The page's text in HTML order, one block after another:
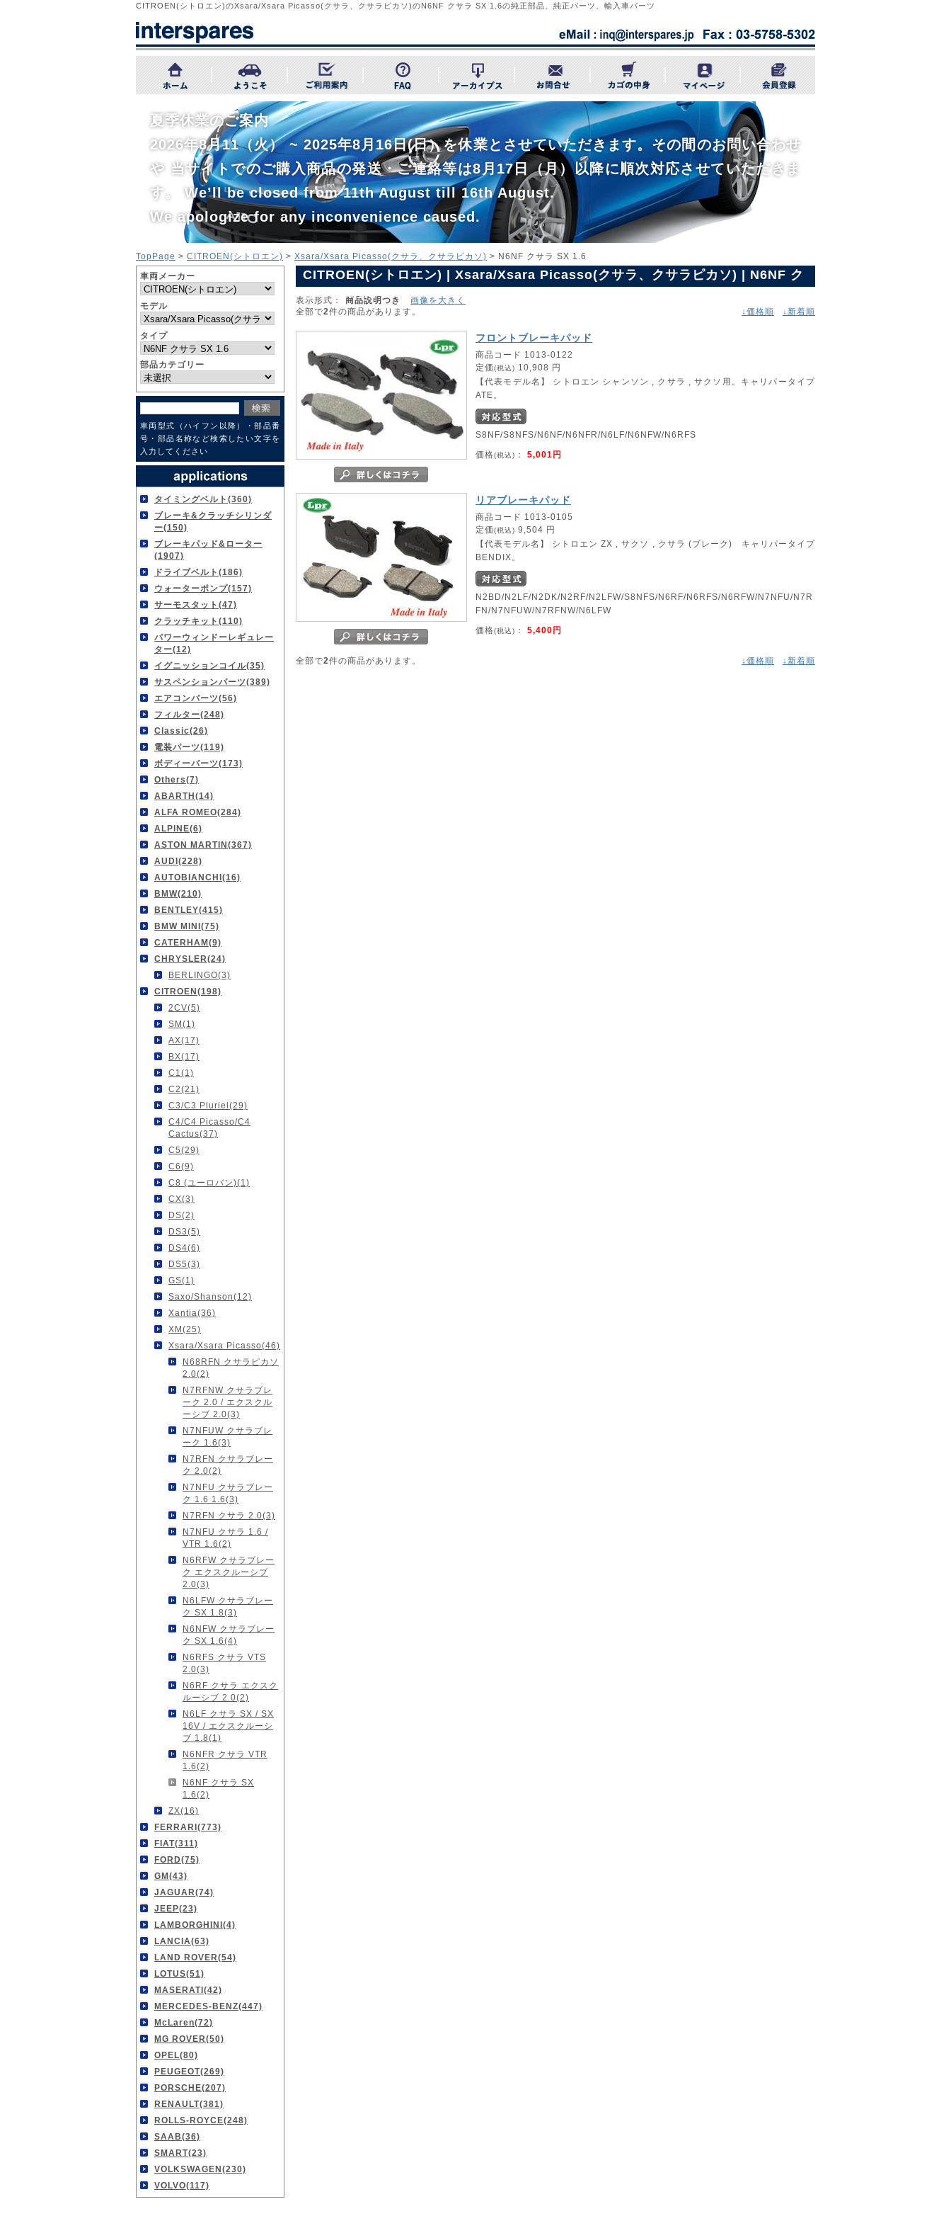
CITROEN(シトロエン)のXsara/Xsara Picasso(クサラ、クサラピカソ)のN6NF クサラ SX 1.6の純正部品、純正パーツ、輸入車パーツ
夏季休業のご案内
2026年8月11（火） ~ 2025年8月16日(日）を休業とさせていただきます。その間のお問い合わせ
や 当サイトでのご購入商品の発送・ご連絡等は8月17日（月）以降に順次対応させていただきま
す。 We’ll be closed from 11th August till 16th August.
We apologize for any inconvenience caused.
TopPage > CITROEN(シトロエン) > Xsara/Xsara Picasso(クサラ、クサラピカソ) > N6NF クサラ SX 1.6
車両メーカー
モデル
タイプ
部品カテゴリー
車両型式（ハイフン以降）・部品番
号・部品名称など検索したい文字を
入力してください
タイミングベルト(360)
ブレーキ&クラッチシリンダ
ー(150)
ブレーキパッド&ローター
(1907)
ドライブベルト(186)
ウォーターポンプ(157)
サーモスタット(47)
クラッチキット(110)
パワーウィンドーレギュレー
ター(12)
イグニッションコイル(35)
サスペンションパーツ(389)
エアコンパーツ(56)
フィルター(248)
Classic(26)
電装パーツ(119)
ボディーパーツ(173)
Others(7)
ABARTH(14)
ALFA ROMEO(284)
ALPINE(6)
ASTON MARTIN(367)
AUDI(228)
AUTOBIANCHI(16)
BMW(210)
BENTLEY(415)
BMW MINI(75)
CATERHAM(9)
CHRYSLER(24)
BERLINGO(3)
CITROEN(198)
2CV(5)
SM(1)
AX(17)
BX(17)
C1(1)
C2(21)
C3/C3 Pluriel(29)
C4/C4 Picasso/C4
Cactus(37)
C5(29)
C6(9)
C8 (ユーロバン)(1)
CX(3)
DS(2)
DS3(5)
DS4(6)
DS5(3)
GS(1)
Saxo/Shanson(12)
Xantia(36)
XM(25)
Xsara/Xsara Picasso(46)
N68RFN クサラピカソ
2.0(2)
N7RFNW クサラブレ
ーク 2.0 / エクスクル
ーシブ 2.0(3)
N7NFUW クサラブレ
ーク 1.6(3)
N7RFN クサラブレー
ク 2.0(2)
N7NFU クサラブレー
ク 1.6 1.6(3)
N7RFN クサラ 2.0(3)
N7NFU クサラ 1.6 /
VTR 1.6(2)
N6RFW クサラブレー
ク エクスクルーシブ
2.0(3)
N6LFW クサラブレー
ク SX 1.8(3)
N6NFW クサラブレー
ク SX 1.6(4)
N6RFS クサラ VTS
2.0(3)
N6RF クサラ エクスク
ルーシブ 2.0(2)
N6LF クサラ SX / SX
16V / エクスクルーシ
ブ 1.8(1)
N6NFR クサラ VTR
1.6(2)
N6NF クサラ SX
1.6(2)
ZX(16)
FERRARI(773)
FIAT(311)
FORD(75)
GM(43)
JAGUAR(74)
JEEP(23)
LAMBORGHINI(4)
LANCIA(63)
LAND ROVER(54)
LOTUS(51)
MASERATI(42)
MERCEDES-BENZ(447)
McLaren(72)
MG ROVER(50)
OPEL(80)
PEUGEOT(269)
PORSCHE(207)
RENAULT(381)
ROLLS-ROYCE(248)
SAAB(36)
SMART(23)
VOLKSWAGEN(230)
VOLVO(117)
CITROEN(シトロエン) | Xsara/Xsara Picasso(クサラ、クサラピカソ) | N6NF ク
サラ SX 1.6
表示形式： 商品説明つき 画像を大きく
全部で2件の商品があります。 ↓価格順 ↓新着順
フロントブレーキパッド
商品コード 1013-0122
定価(税込) 10,908 円
【代表モデル名】 シトロエン シャンソン , クサラ , サクソ用。キャリパータイプ
ATE。
S8NF/S8NFS/N6NF/N6NFR/N6LF/N6NFW/N6RFS
価格(税込) ： 5,001円
リアブレーキパッド
商品コード 1013-0105
定価(税込) 9,504 円
【代表モデル名】 シトロエン ZX , サクソ , クサラ (ブレーク) キャリパータイプ
BENDIX。
N2BD/N2LF/N2DK/N2RF/N2LFW/S8NFS/N6RF/N6RFS/N6RFW/N7NFU/N7R
FN/N7NFUW/N7RFNW/N6LFW
価格(税込) ： 5,400円
全部で2件の商品があります。 ↓価格順 ↓新着順